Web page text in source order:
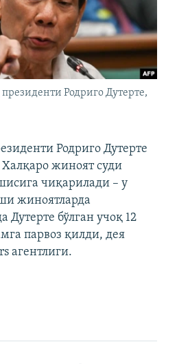
Родриго Дутерте,
Родриго Дутерте
жиноят суди
чиқарилади – у
жиноятларда
бўлган учоқ 12
парвоз қилди, дея
агентлиги.